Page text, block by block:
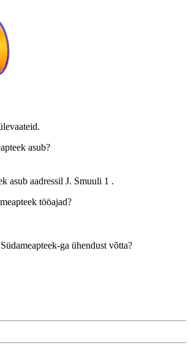
asub?
asub aadressil J. Smuuli 1 .
tööajad?
ga ühendust võtta?